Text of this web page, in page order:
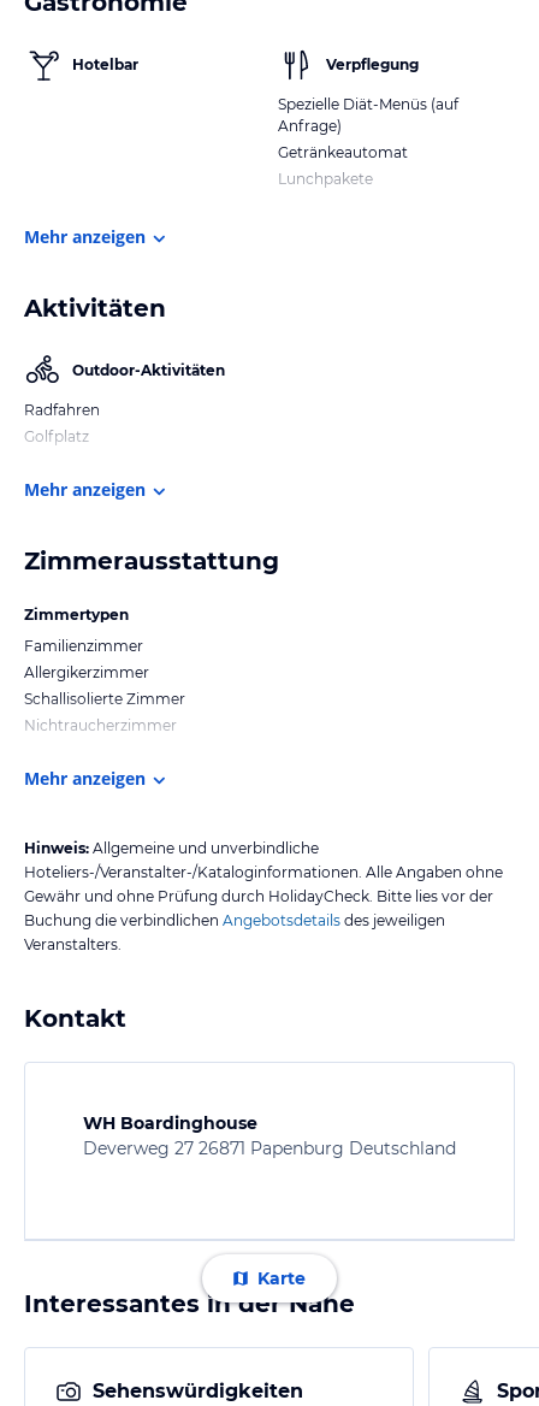
Hotelbar Verpflegung
Spezielle Diät-Menüs (auf
Anfrage)
Getränkeautomat
Lunchpakete
Mehr anzeigen
Aktivitäten
Outdoor-Aktivitäten
Radfahren
Golfplatz
Mehr anzeigen
Zimmerausstattung
Zimmertypen
Familienzimmer
Allergikerzimmer
Schallisolierte Zimmer
Nichtraucherzimmer
Mehr anzeigen
Hinweis: Allgemeine und unverbindliche
Hoteliers-/Veranstalter-/Kataloginformationen. Alle Angaben ohne
Gewähr und ohne Prüfung durch HolidayCheck. Bitte lies vor der
Buchung die verbindlichen Angebotsdetails des jeweiligen
Veranstalters.
Kontakt
WH Boardinghouse
Deverweg 27 26871 Papenburg Deutschland
Karte
Interessantes in der Nähe
Sehenswürdigkeiten